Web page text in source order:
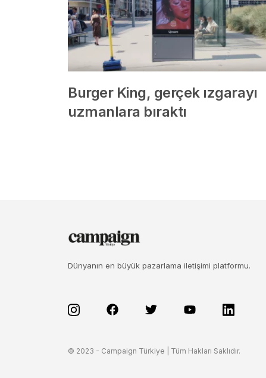
Burger King, gerçek ızgarayı
uzmanlara bıraktı
Dünyanın en büyük pazarlama iletişimi platformu.
© 2023 - Campaign Türkiye | Tüm Hakları Saklıdır.